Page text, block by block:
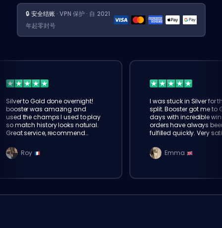
🔒 安全结账 · VPN 保护 · 自 2021
年起零封号
Silver to Gold done overnight!
booster was amazing and
used the champs I used to play
so match history looks natural.
Great service, recommend
Roy
I was stuck in Silver for
split. Booster got me to
days with incredible
orders have always
fulfilled quickly. Very
Emma